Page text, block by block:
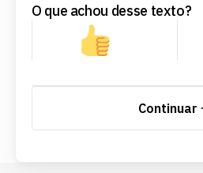
O que achou desse texto?
Continuar